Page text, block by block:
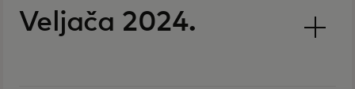
Veljača 2024.